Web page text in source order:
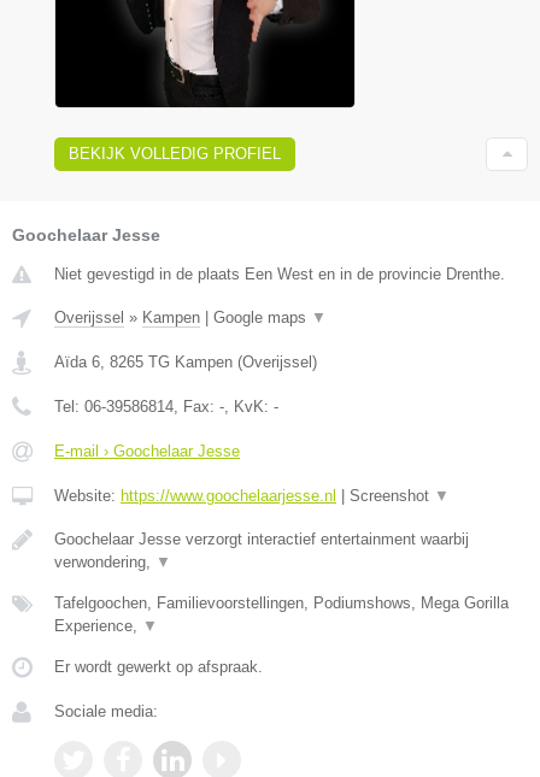
BEKIJK VOLLEDIG PROFIEL
Goochelaar Jesse
Niet gevestigd in de plaats Een West en in de provincie Drenthe.
Overijssel » Kampen Google maps ▼
Aïda 6, 8265 TG Kampen (Overijssel )
Tel: 06-39586814, Fax: -, KvK: -
E-mail › Goochelaar Jesse
Website: https://www.goochelaarjesse.nl Screenshot ▼
Goochelaar Jesse verzorgt interactief entertainment waarbij
verwondering, ▼
Tafelgoochen, Familievoorstellingen, Podiumshows, Mega Gorilla
Experience, ▼
Er wordt gewerkt op afspraak.
Sociale media: